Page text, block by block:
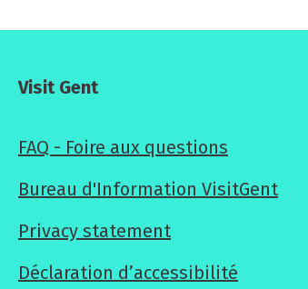
Visit Gent
FAQ - Foire aux questions
Bureau d'Information VisitGent
Privacy statement
Déclaration d’accessibilité